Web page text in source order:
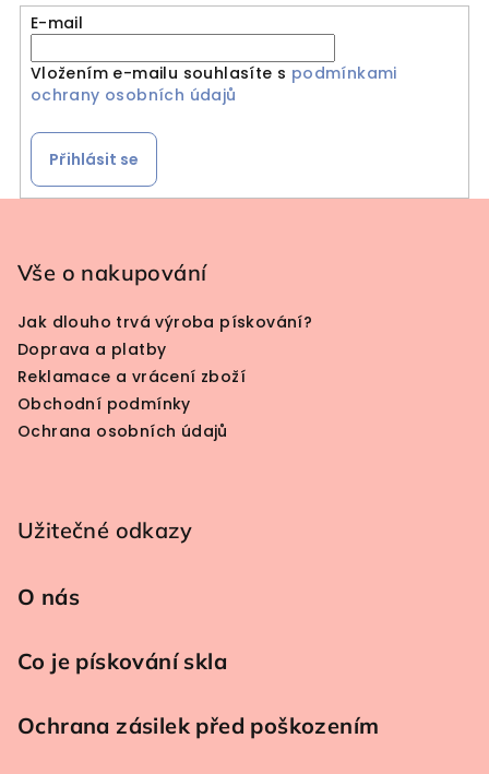
E-mail
Vložením e-mailu souhlasíte s podmínkami
ochrany osobních údajů
Přihlásit se
Vše o nakupování
Jak dlouho trvá výroba pískování?
Doprava a platby
Reklamace a vrácení zboží
Obchodní podmínky
Ochrana osobních údajů
Užitečné odkazy
O nás
Co je pískování skla
Ochrana zásilek před poškozením